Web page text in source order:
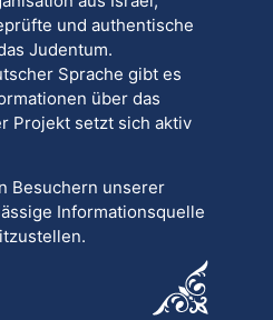
und authentische
Judentum.
Sprache gibt es
über das
Projekt setzt sich aktiv
Besuchern unserer
Informationsquelle